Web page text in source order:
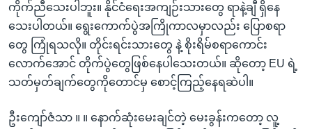
ကိုက်ညီသေးပါဘူး။ နိုင်ငံရေးအကျဉ်းသားတွေ ရာနဲ့ချီ ရှိနေ
သေးပါတယ်။ ရွေးကောက်ပွဲအကြိုကာလမှာလည်း ပြောစရာ
တွေ ကြုံရသလို။ တိုင်းရင်းသားတွေ နဲ့ စိုးရိမ်စရာကောင်း
လောက်အောင် တိုက်ပွဲတွေဖြစ်နေပါသေးတယ်။ ဆိုတော့ EU ရဲ့
သတ်မှတ်ချက်တွေကိုတောင်မှ စောင့်ကြည့်နေရဆဲပါ။
ဦးကျော်ဇံသာ ။ ။ နောက်ဆုံးမေးချင်တဲ့ မေးခွန်းကတော့ လူ့